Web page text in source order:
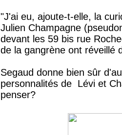
"J'ai eu, ajoute-t-elle, la
Julien Champagne
devant les 59 bis rue
de la gangrène ont réveillé
Segaud donne bien sûr
personnalités de Lévi et
penser?